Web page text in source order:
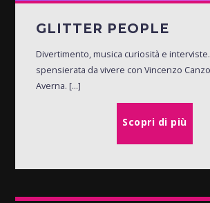
GLITTER PEOPLE
Divertimento, musica curiosità e
spensierata da vivere con Vincenzo
Averna. [...]
Scopri di più